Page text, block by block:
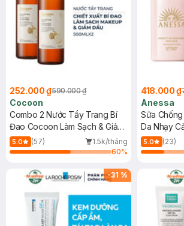
252.000 ₫590.000 ₫
Cocoon
Combo 2 Nước Tẩy Trang Bí
Đao Cocoon Làm Sạch & Giảm
Dầu 500ml
5.0 (57)
1.5k/tháng
60%
418.000 ₫
Anessa
Sữa
Da Nhạy
(Mới)
5.0 (23)
-31 %